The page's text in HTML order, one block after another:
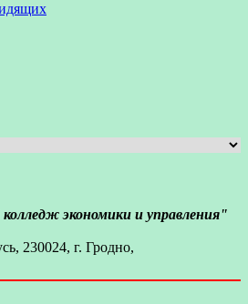
экономики и управления"
230024, г. Гродно,